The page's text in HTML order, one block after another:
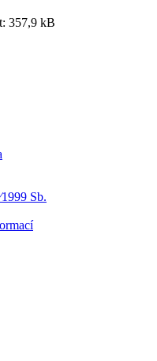
357,9 kB
Sb.